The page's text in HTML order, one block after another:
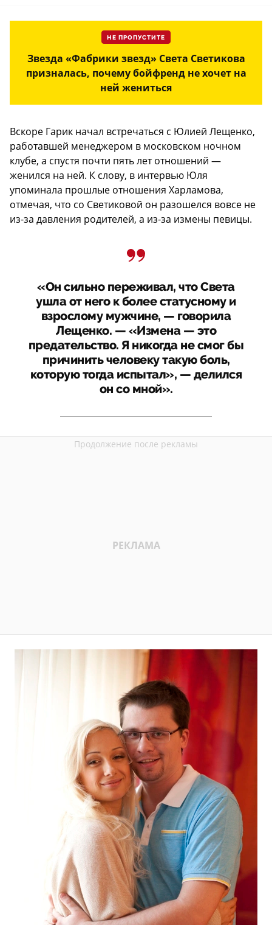
НЕ ПРОПУСТИТЕ
Звезда «Фабрики звезд» Света Светикова
призналась, почему бойфренд не хочет на
ней жениться
Вскоре Гарик начал встречаться с Юлией Лещенко,
работавшей менеджером в московском ночном
клубе, а спустя почти пять лет отношений —
женился на ней. К слову, в интервью Юля
упоминала прошлые отношения Харламова,
отмечая, что со Светиковой он разошелся вовсе не
из-за давления родителей, а из-за измены певицы.
«Он сильно переживал, что Света
ушла от него к более статусному и
взрослому мужчине, — говорила
Лещенко. — «Измена — это
предательство. Я никогда не смог бы
причинить человеку такую боль,
которую тогда испытал», — делился
он со мной».